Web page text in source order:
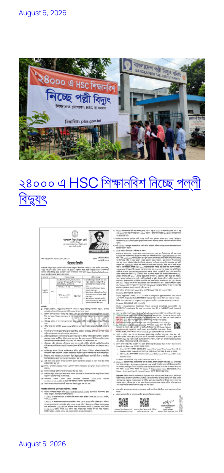
August 6, 2026
২৪০০০ এ HSC শিক্ষানবিশ নিচ্ছে পল্লী
বিদ্যুৎ
August 5, 2026